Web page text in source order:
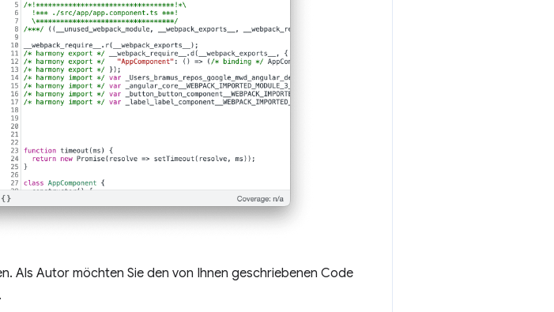
Als Autor möchten Sie den von Ihnen geschriebenen Code